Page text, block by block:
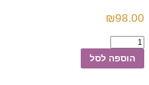
₪98.00
הוספה לסל